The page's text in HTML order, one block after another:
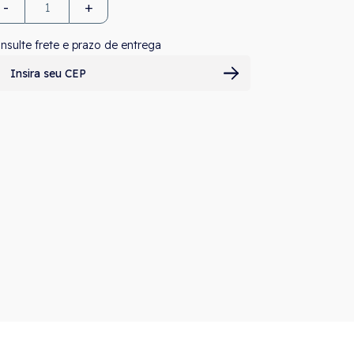
- +
frete e prazo de entrega